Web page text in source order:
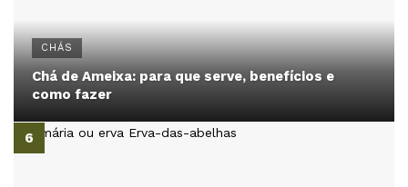
CHÁS
Chá de Ameixa: para que serve, benefícios e
como fazer